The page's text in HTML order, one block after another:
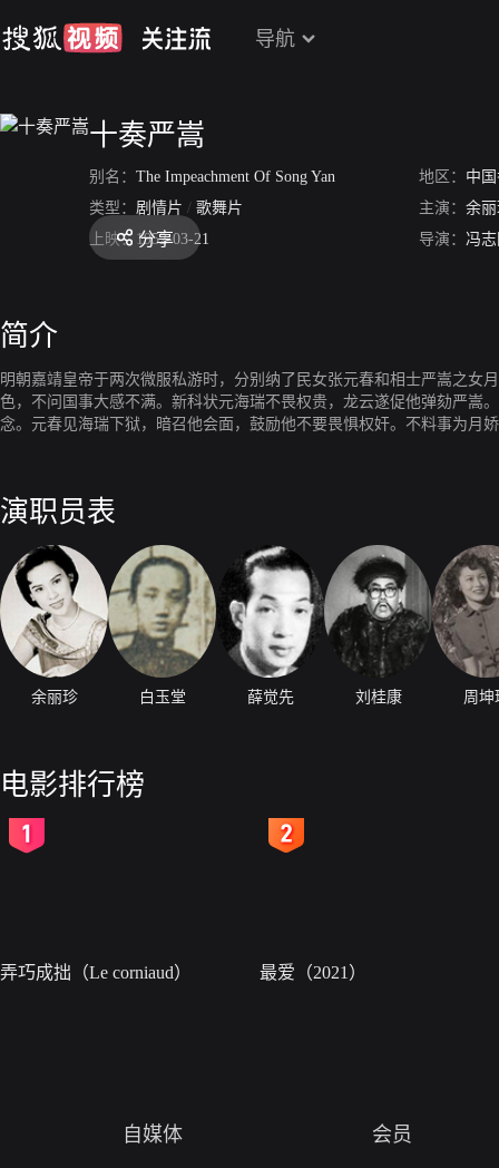
导航
十奏严嵩
别名： The Impeachment Of Song Yan 地区： 中
类型： 剧情片 / 歌舞片 主演： 余
上映： 1952-03-21 导演： 冯
分享
简介
明朝嘉靖皇帝于两次微服私游时，分别纳了民女张元春和相士严嵩之女
色，不问国事大感不满。新科状元海瑞不畏权贵，龙云遂促他弹劾严嵩
念。元春见海瑞下狱，暗召他会面，鼓励他不要畏惧权奸。不料事为
演职员表
余丽珍 白玉堂 薛觉先 刘桂康 周坤
电影排行榜
弄巧成拙（Le corniaud） 最爱（2021）
自媒体 会员